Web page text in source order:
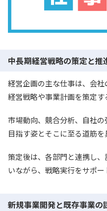
中長期経営戦略の策定と推
経営企画の主な仕事は、会
経営戦略や事業計画を策定す
市場動向、競合分析、自社
目指す姿とそこに至る道筋を
策定後は、各部門と連携し
いながら、戦略実行をサポー
新規事業開発と既存事業の